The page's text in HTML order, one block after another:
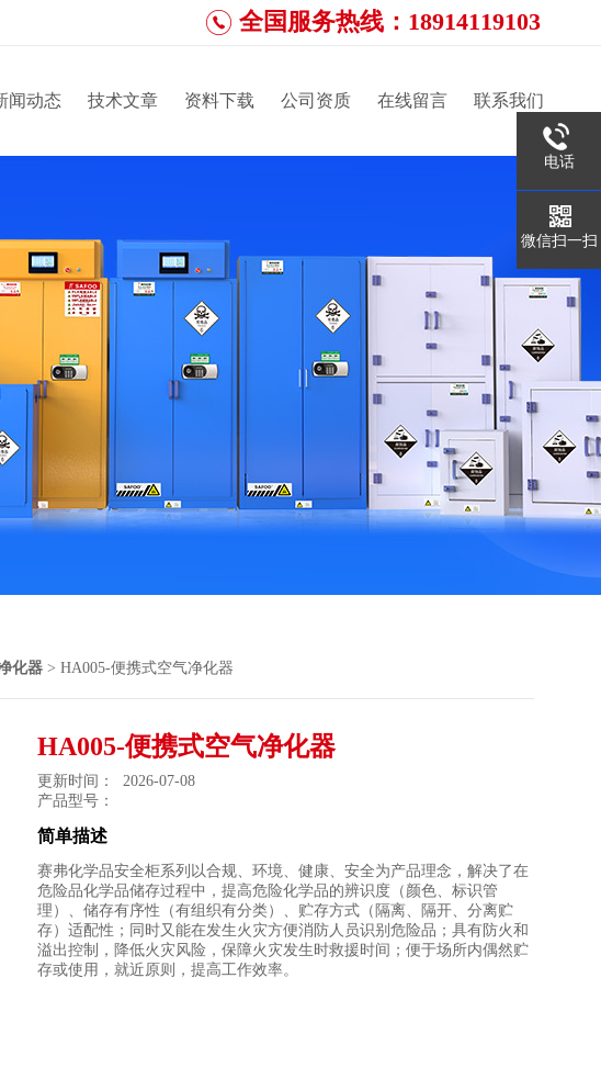
全国服务热线：18914119103
闻动态 技术文章 资料下载 公司资质 在线留言 联系我们
化器 > HA005-便携式空气净化器
HA005-便携式空气净化器
更新时间： 2026-07-08
产品型号：
简单描述
赛弗化学品安全柜系列以合规、环境、健康、安全为产品理念，解决了在
危险品化学品储存过程中，提高危险化学品的辨识度（颜色、标识管
理）、储存有序性（有组织有分类）、贮存方式（隔离、隔开、分离贮
存）适配性；同时又能在发生火灾方便消防人员识别危险品；具有防火和
溢出控制，降低火灾风险，保障火灾发生时救援时间；便于场所内偶然贮
存或使用，就近原则，提高工作效率。
电话
微信扫一扫